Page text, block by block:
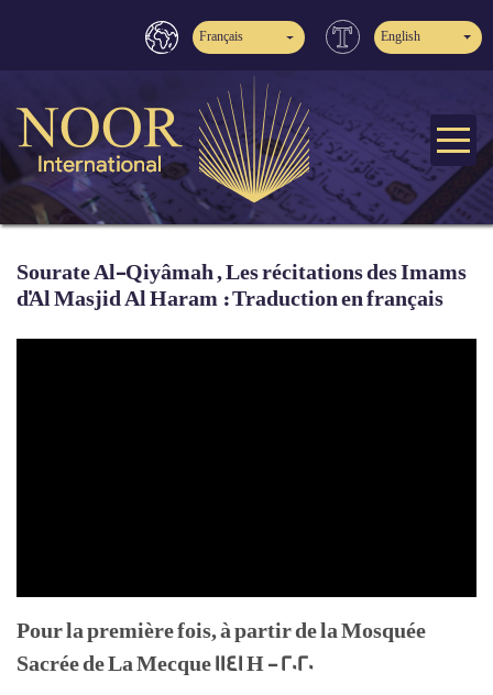
Français English
Sourate Al-Qiyâmah , Les récitations des Imams
d'Al Masjid Al Haram : Traduction en français
Pour la première fois, à partir de la Mosquée
Sacrée de La Mecque 1141 H - 2020